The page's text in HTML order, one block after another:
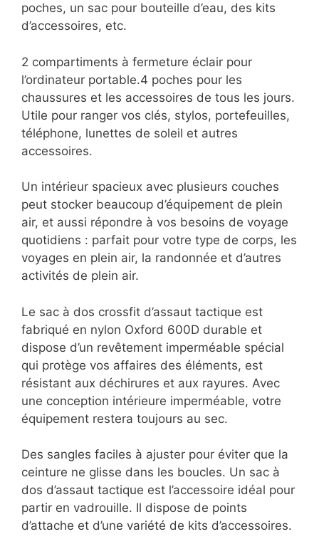
poches, un sac pour bouteille d’eau, des kits
d’accessoires, etc.
2 compartiments à fermeture éclair pour
l’ordinateur portable.4 poches pour les
chaussures et les accessoires de tous les jours.
Utile pour ranger vos clés, stylos, portefeuilles,
téléphone, lunettes de soleil et autres
accessoires.
Un intérieur spacieux avec plusieurs couches
peut stocker beaucoup d’équipement de plein
air, et aussi répondre à vos besoins de voyage
quotidiens : parfait pour votre type de corps, les
voyages en plein air, la randonnée et d’autres
activités de plein air.
Le sac à dos crossfit d’assaut tactique est
fabriqué en nylon Oxford 600D durable et
dispose d’un revêtement imperméable spécial
qui protège vos affaires des éléments, est
résistant aux déchirures et aux rayures. Avec
une conception intérieure imperméable, votre
équipement restera toujours au sec.
Des sangles faciles à ajuster pour éviter que la
ceinture ne glisse dans les boucles. Un sac à
dos d’assaut tactique est l’accessoire idéal pour
partir en vadrouille. Il dispose de points
d’attache et d’une variété de kits d’accessoires.